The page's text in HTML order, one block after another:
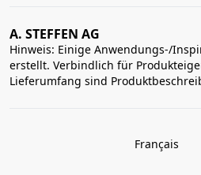
A. STEFFEN AG
Hinweis: Einige Anwendungs-/
erstellt. Verbindlich für
Lieferumfang sind